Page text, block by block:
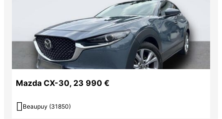
Mazda CX-30, 23 990 €
 Beaupuy (31850)